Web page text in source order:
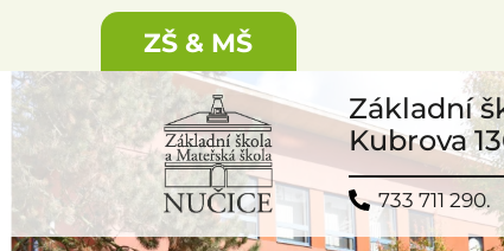
ZŠ & MŠ
Základní
Kubrova
733 711 290.